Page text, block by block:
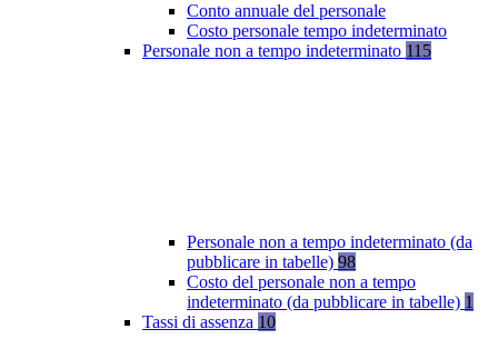
Conto annuale del personale
Costo personale tempo indeterminato
Personale non a tempo indeterminato 115
Personale non a tempo indeterminato (da
pubblicare in tabelle) 98
Costo del personale non a tempo
indeterminato (da pubblicare in tabelle) 1
Tassi di assenza 10